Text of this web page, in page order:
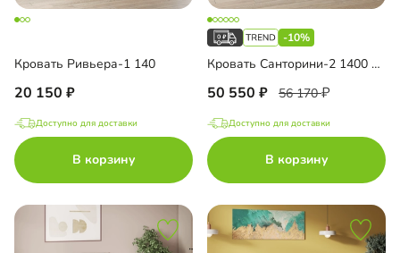
Кровать Ривьера-1 140
20 150
Доступно для доставки
В корзину
-10%
Кровать Санторини-2 1400 Лайф
50 550 56 170
Доступно для доставки
В корзину